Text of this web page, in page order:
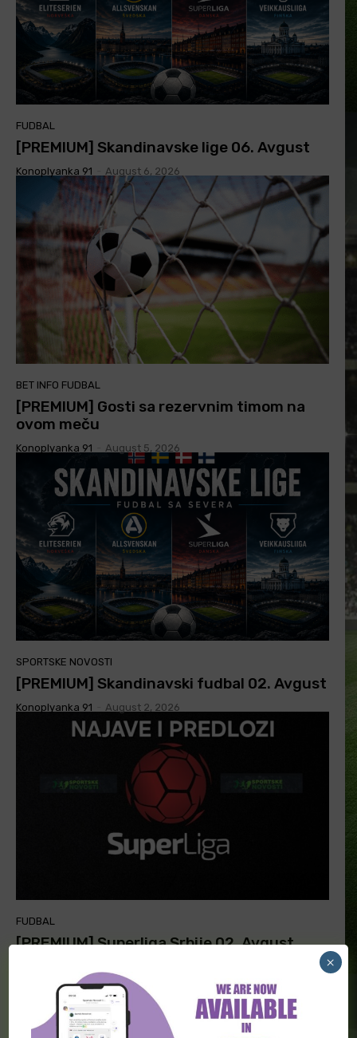
FUDBAL
[PREMIUM] Skandinavske lige 06. Avgust
Konoplyanka 91 August 6, 2026
BET INFO FUDBAL
[PREMIUM] Gosti sa rezervnim timom na
ovom meču
Konoplyanka 91 August 5, 2026
SPORTSKE NOVOSTI
[PREMIUM] Skandinavski fudbal 02. Avgust
Konoplyanka 91 August 2, 2026
FUDBAL
[PREMIUM] Superliga Srbije 02. Avgust
×